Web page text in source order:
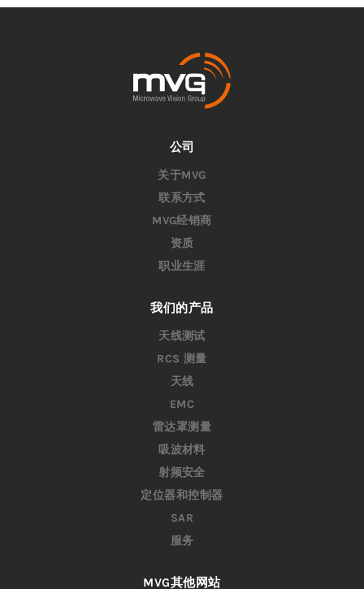
公司
关于MVG
联系方式
MVG经销商
资质
职业生涯
我们的产品
天线测试
RCS 测量
天线
EMC
雷达罩测量
吸波材料
射频安全
定位器和控制器
SAR
服务
MVG其他网站